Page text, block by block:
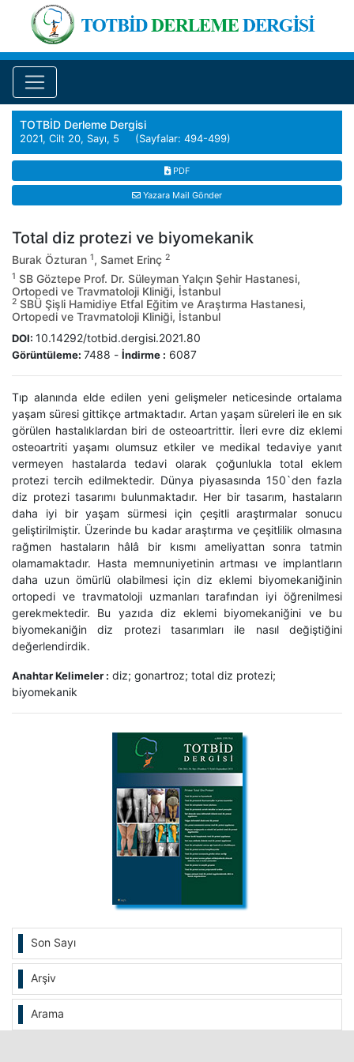
Son Sayı
Arşiv
Arama
TOTBİD Derleme Dergisi
2021, Cilt 20, Sayı, 5 (Sayfalar: 494-499)
PDF
Yazara Mail Gönder
Total diz protezi ve biyomekanik
Burak Özturan 1, Samet Erinç 2
1 SB Göztepe Prof. Dr. Süleyman Yalçın Şehir Hastanesi,
Ortopedi ve Travmatoloji Kliniği, İstanbul
2 SBÜ Şişli Hamidiye Etfal Eğitim ve Araştırma Hastanesi,
Ortopedi ve Travmatoloji Kliniği, İstanbul
DOI: 10.14292/totbid.dergisi.2021.80
Görüntüleme: 7488 - İndirme : 6087
Tıp alanında elde edilen yeni gelişmeler neticesinde ortalama
yaşam süresi gittikçe artmaktadır. Artan yaşam süreleri ile en sık
görülen hastalıklardan biri de osteoartrittir. İleri evre diz eklemi
osteoartriti yaşamı olumsuz etkiler ve medikal tedaviye yanıt
vermeyen hastalarda tedavi olarak çoğunlukla total eklem
protezi tercih edilmektedir. Dünya piyasasında 150`den fazla
diz protezi tasarımı bulunmaktadır. Her bir tasarım, hastaların
daha iyi bir yaşam sürmesi için çeşitli araştırmalar sonucu
geliştirilmiştir. Üzerinde bu kadar araştırma ve çeşitlilik olmasına
rağmen hastaların hâlâ bir kısmı ameliyattan sonra tatmin
olamamaktadır. Hasta memnuniyetinin artması ve implantların
daha uzun ömürlü olabilmesi için diz eklemi biyomekaniğinin
ortopedi ve travmatoloji uzmanları tarafından iyi öğrenilmesi
gerekmektedir. Bu yazıda diz eklemi biyomekaniğini ve bu
biyomekaniğin diz protezi tasarımları ile nasıl değiştiğini
değerlendirdik.
Anahtar Kelimeler : diz; gonartroz; total diz protezi;
biyomekanik